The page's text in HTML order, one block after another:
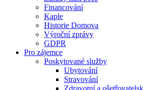
Financování
Kaple
Historie Domova
Výroční zprávy
GDPR
Pro zájemce
Poskytované služby
Ubytování
Stravování
Zdravotní a